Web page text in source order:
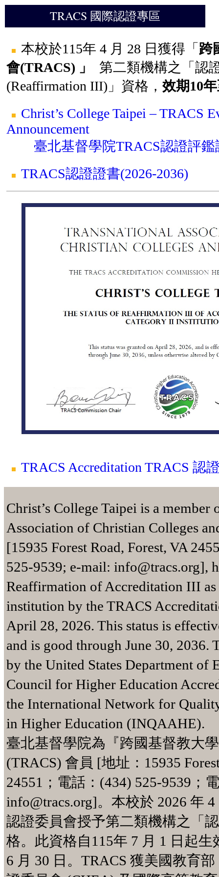
TRACS 國際認證專區
本校於115年 4 月 28 日獲得「 跨
會(TRACS) 」
第二類機構之「認
(Reaffirmation III)」資格， 效期10
Christ’s College Taipei – TRACS
Announcement
臺北基督學院TRACS認證評鑑
TRACS認證證書(2026-2036)
TRACS Accreditation TRACS 認
Christ’s College Taipei is a member
Association of Christian Colleges
[15935 Forest Road, Forest, VA
525-9539; e-mail: info@tracs.org],
Reaffirmation of Accreditation III
institution by the TRACS
April 28, 2026. This status is
and is good through June 30, 2036.
by the United States Department of
Council for Higher Education
the International Network for
in Higher Education (INQAAHE).
臺北基督學院為『跨國基督教大
(TRACS) 會員 [地址：15935
24551；電話：(434) 525-9539；
info@tracs.org]。本校於 2026 年
認證委員會授予第二類機構之「
格。此資格自115年 7 月 1 日起生
6 月 30 日。TRACS 獲美國教育